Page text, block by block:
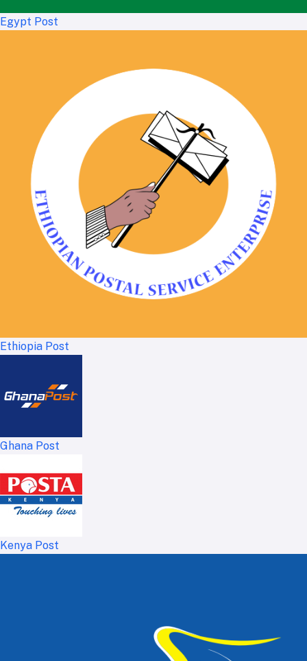
Egypt Post
Ethiopia Post
Ghana Post
Kenya Post